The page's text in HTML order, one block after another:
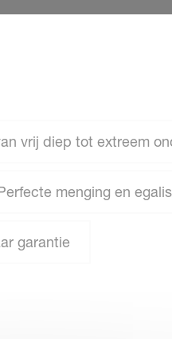
vrij diep tot extreem
menging en
garantie